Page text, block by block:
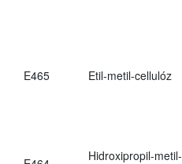
E465 Etil-metil-cellulóz
Hidroxipropil-metil-